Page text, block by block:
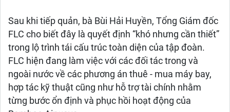
Sau khi tiếp quản, bà Bùi Hải Huyền, Tổng Giám đốc
FLC cho biết đây là quyết định “khó nhưng cần thiết”
trong lộ trình tái cấu trúc toàn diện của tập đoàn.
FLC hiện đang làm việc với các đối tác trong và
ngoài nước về các phương án thuê - mua máy bay,
hợp tác kỹ thuật cũng như hỗ trợ tài chính nhằm
từng bước ổn định và phục hồi hoạt động của